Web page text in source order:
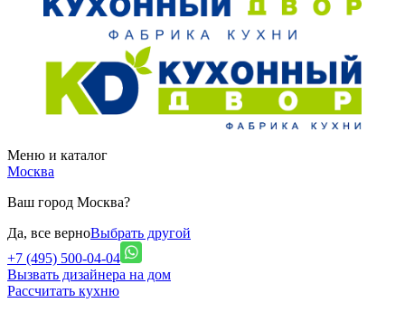
Меню и каталог
Москва
Ваш город Москва?
Да, все верноВыбрать другой
+7 (495) 500-04-04
Вызвать дизайнера на дом
Рассчитать кухню